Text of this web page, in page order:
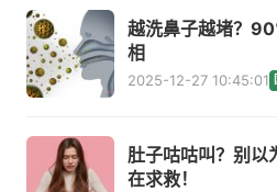
越洗鼻子越堵？
相
2025-12-27 10:45:01
肚子咕咕叫？别以
在求救！